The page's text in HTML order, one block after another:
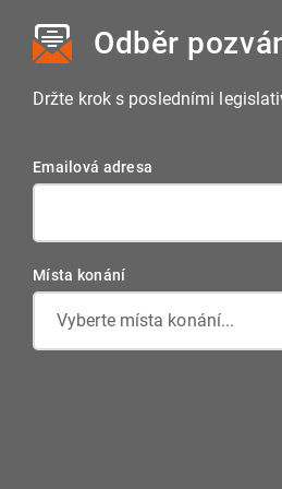
Odběr
Držte krok s posledními
Emailová adresa
Místa konání
Vyberte místa konání...